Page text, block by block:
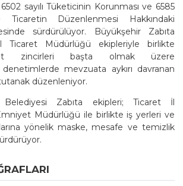
sayılı Tüketicinin Korunması ve 6585
Ticaretin Düzenlenmesi Hakkındaki
sürdürülüyor. Büyükşehir Zabıta
Ticaret Müdürlüğü ekipleriyle birlikte
zincirleri başta olmak üzere
mevzuata aykırı davranan
düzenleniyor.
Belediyesi Zabıta ekipleri; Ticaret İl
Müdürlüğü ile birlikte iş yerleri ve
yönelik maske, mesafe ve temizlik